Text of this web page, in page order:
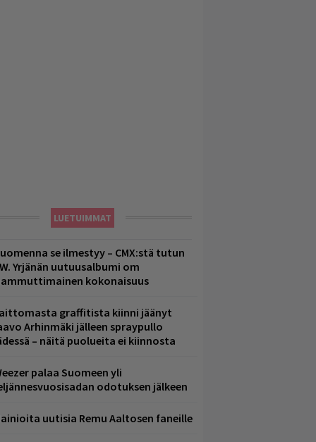
LUETUIMMAT
se ilmestyy – CMX:stä tutun
Yrjänän uutuusalbumi om
kokonaisuus
graffitista kiinni jäänyt
Arhinmäki jälleen spraypullo
– näitä puolueita ei kiinnosta
palaa Suomeen yli
odotuksen jälkeen
uutisia Remu Aaltosen faneille